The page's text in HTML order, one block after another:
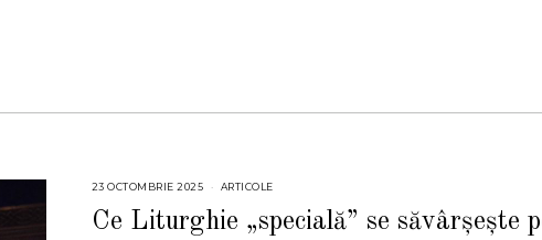
23 OCTOMBRIE 2025
O
C
ARTICOLE
Ce Liturghie „specială” se săvârșește